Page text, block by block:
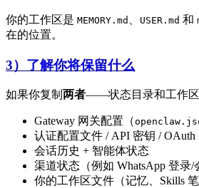
你的工作区是 MEMORY.md USER.md 和
在的位置。
3）了解你将保留什么
如果你复制 两者——状态目录和工作区
Gateway 网关配置（
认证配置文件 / API 密钥 / OAuth
会话历史 + 智能体状态
渠道状态（例如 WhatsApp 登录/
你的工作区文件（记忆、Skills 笔